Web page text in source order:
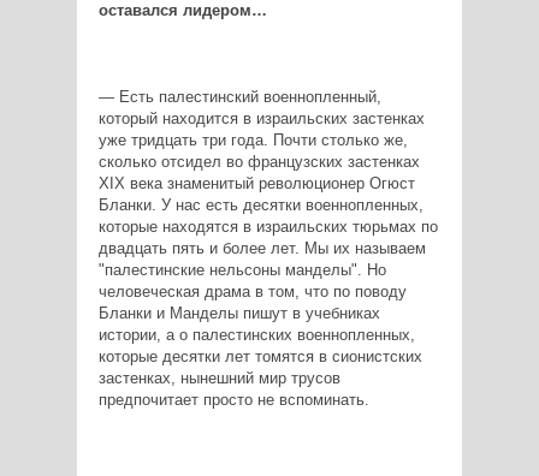
оставался лидером…
— Есть палестинский военнопленный,
который находится в израильских застенках
уже тридцать три года. Почти столько же,
сколько отсидел во французских застенках
XIX века знаменитый революционер Огюст
Бланки. У нас есть десятки военнопленных,
которые находятся в израильских тюрьмах по
двадцать пять и более лет. Мы их называем
"палестинские нельсоны манделы". Но
человеческая драма в том, что по поводу
Бланки и Манделы пишут в учебниках
истории, а о палестинских военнопленных,
которые десятки лет томятся в сионистских
застенках, нынешний мир трусов
предпочитает просто не вспоминать.